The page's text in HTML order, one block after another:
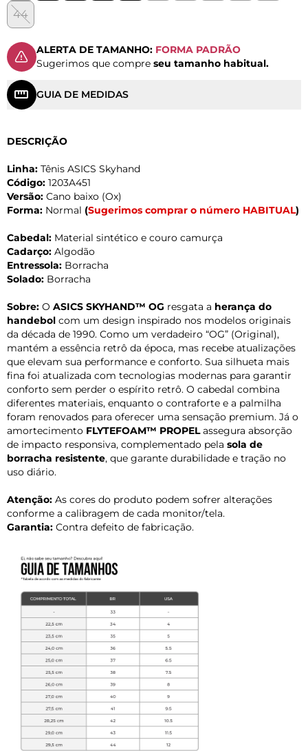
44
ALERTA DE TAMANHO: FORMA PADRÃO
Sugerimos que compre seu tamanho habitual.
GUIA DE MEDIDAS
DESCRIÇÃO
Linha: Tênis ASICS Skyhand
Código: 1203A451
Versão: Cano baixo (Ox)
Forma: Normal (Sugerimos comprar o número HABITUAL)
Cabedal: Material sintético e couro camurça
Cadarço: Algodão
Entressola: Borracha
Solado: Borracha
Sobre: O ASICS SKYHAND™ OG resgata a herança do
handebol com um design inspirado nos modelos originais
da década de 1990. Como um verdadeiro “OG” (Original),
mantém a essência retrô da época, mas recebe atualizações
que elevam sua performance e conforto. Sua silhueta mais
fina foi atualizada com tecnologias modernas para garantir
conforto sem perder o espírito retrô. O cabedal combina
diferentes materiais, enquanto o contraforte e a palmilha
foram renovados para oferecer uma sensação premium. Já o
amortecimento FLYTEFOAM™ PROPELassegura absorção
de impacto responsiva, complementado pela sola de
borracha resistente, que garante durabilidade e tração no
uso diário.
Atenção: As cores do produto podem sofrer alterações
conforme a calibragem de cada monitor/tela.
Garantia: Contra defeito de fabricação.